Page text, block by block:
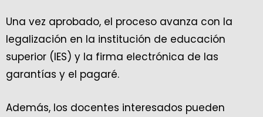
Una vez aprobado, el proceso avanza con la
legalización en la institución de educación
superior (IES) y la firma electrónica de las
garantías y el pagaré.
Además, los docentes interesados pueden